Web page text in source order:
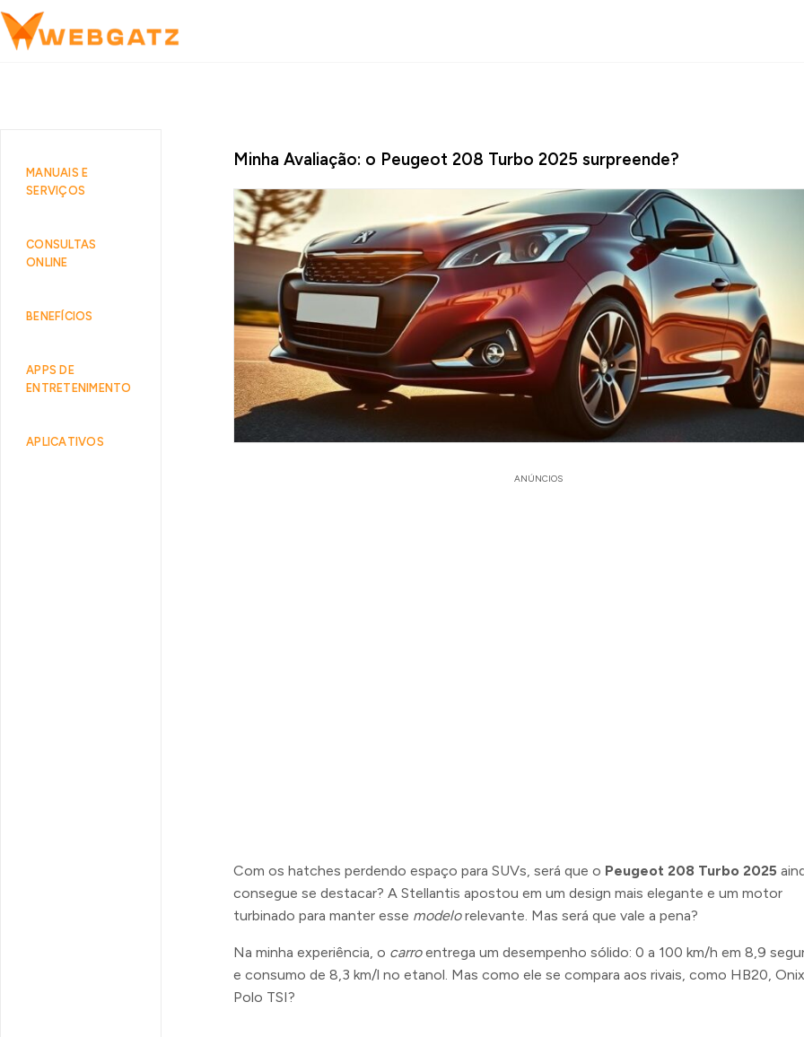
MANUAIS E
SERVIÇOS
CONSULTAS
ONLINE
BENEFÍCIOS
APPS DE
ENTRETENIMENTO
APLICATIVOS
Minha Avaliação: o Peugeot 208 Turbo 2025 surpreende?
ANÚNCIOS
Com os hatches perdendo espaço para SUVs, será que o Peugeot 208 Turbo 2025
consegue se destacar? A Stellantis apostou em um design mais elegante e um motor
turbinado para manter esse modelorelevante. Mas será que vale a pena?
Na minha experiência, o carroentrega um desempenho sólido: 0 a 100 km/h em 8,9
e consumo de 8,3 km/l no etanol. Mas como ele se compara aos rivais, como HB20,
Polo TSI?